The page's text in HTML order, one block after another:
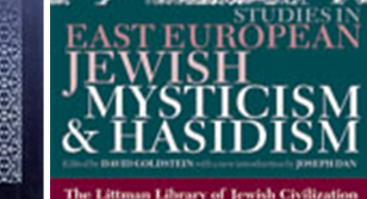
הנחת אתר ספר מודפס
$38